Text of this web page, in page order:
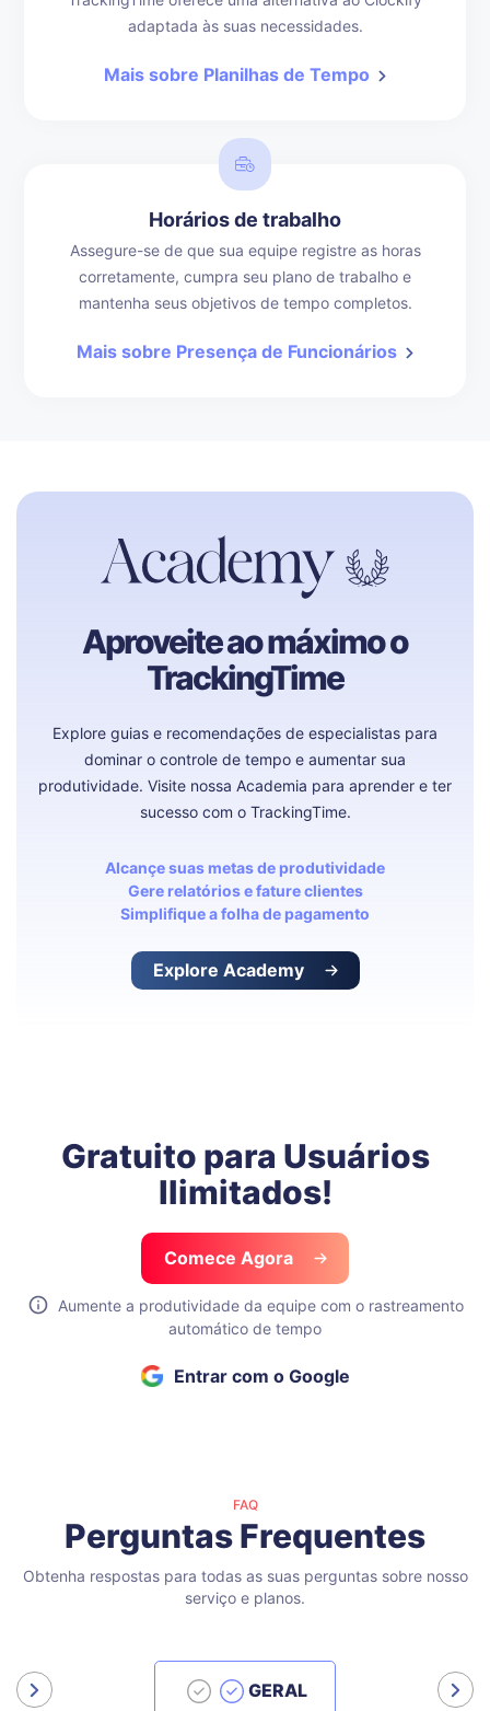
adaptada às suas necessidades.
Mais sobre Planilhas de Tempo
Horários de trabalho
Assegure-se de que sua equipe registre as horas
corretamente, cumpra seu plano de trabalho e
mantenha seus objetivos de tempo completos.
Mais sobre Presença de Funcionários
Aproveite ao máximo o
TrackingTime
Explore guias e recomendações de especialistas para
dominar o controle de tempo e aumentar sua
produtividade. Visite nossa Academia para aprender e ter
sucesso com o TrackingTime.
Alcançe suas metas de produtividade
Gere relatórios e fature clientes
Simplifique a folha de pagamento
Explore Academy
Gratuito para Usuários
Ilimitados!
Comece Agora
Aumente a produtividade da equipe com o rastreamento
automático de tempo
Entrar com o Google
FAQ
Perguntas Frequentes
Obtenha respostas para todas as suas perguntas sobre nosso
serviço e planos.
GERAL